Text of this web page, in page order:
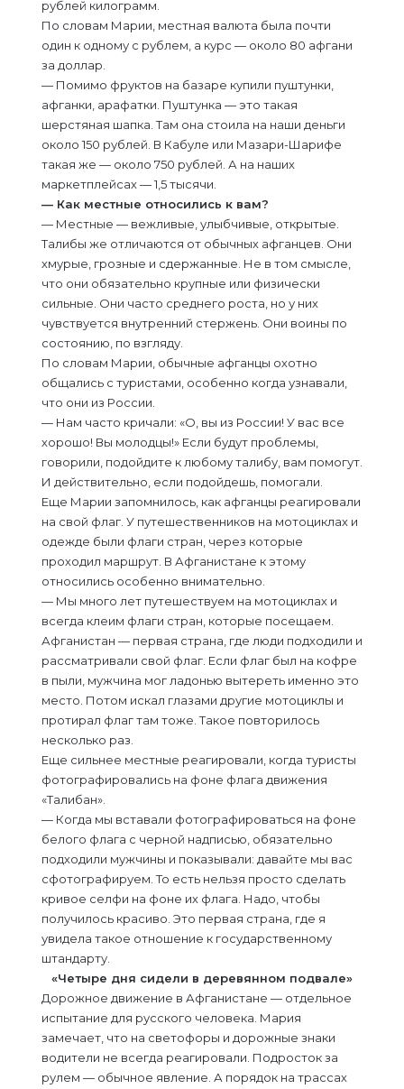
рублей килограмм.
По словам Марии, местная валюта была почти
один к одному с рублем, а курс — около 80 афгани
за доллар.
— Помимо фруктов на базаре купили пуштунки,
афганки, арафатки. Пуштунка — это такая
шерстяная шапка. Там она стоила на наши деньги
около 150 рублей. В Кабуле или Мазари-Шарифе
такая же — около 750 рублей. А на наших
маркетплейсах — 1,5 тысячи.
— Как местные относились к вам?
— Местные — вежливые, улыбчивые, открытые.
Талибы же отличаются от обычных афганцев. Они
хмурые, грозные и сдержанные. Не в том смысле,
что они обязательно крупные или физически
сильные. Они часто среднего роста, но у них
чувствуется внутренний стержень. Они воины по
состоянию, по взгляду.
По словам Марии, обычные афганцы охотно
общались с туристами, особенно когда узнавали,
что они из России.
— Нам часто кричали: «О, вы из России! У вас все
хорошо! Вы молодцы!» Если будут проблемы,
говорили, подойдите к любому талибу, вам помогут.
И действительно, если подойдешь, помогали.
Еще Марии запомнилось, как афганцы реагировали
на свой флаг. У путешественников на мотоциклах и
одежде были флаги стран, через которые
проходил маршрут. В Афганистане к этому
относились особенно внимательно.
— Мы много лет путешествуем на мотоциклах и
всегда клеим флаги стран, которые посещаем.
Афганистан — первая страна, где люди подходили и
рассматривали свой флаг. Если флаг был на кофре
в пыли, мужчина мог ладонью вытереть именно это
место. Потом искал глазами другие мотоциклы и
протирал флаг там тоже. Такое повторилось
несколько раз.
Еще сильнее местные реагировали, когда туристы
фотографировались на фоне флага движения
«Талибан».
— Когда мы вставали фотографироваться на фоне
белого флага с черной надписью, обязательно
подходили мужчины и показывали: давайте мы вас
сфотографируем. То есть нельзя просто сделать
кривое селфи на фоне их флага. Надо, чтобы
получилось красиво. Это первая страна, где я
увидела такое отношение к государственному
штандарту.
«Четыре дня сидели в деревянном подвале»
Дорожное движение в Афганистане — отдельное
испытание для русского человека. Мария
замечает, что на светофоры и дорожные знаки
водители не всегда реагировали. Подросток за
рулем — обычное явление. А порядок на трассах